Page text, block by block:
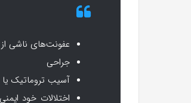
عفونت‌های ناشی
جراحی
آسیب تروماتیک
اختلالات خود